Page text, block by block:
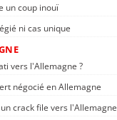
un coup inouï
ni cas unique
vers l'Allemagne ?
négocié en Allemagne
crack file vers l'Allemagne